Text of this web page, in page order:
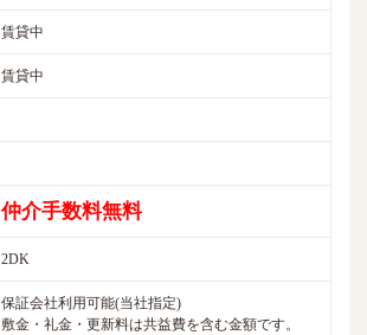
賃貸中
賃貸中
仲介手数料無料
2DK
保証会社利用可能(当社指定)
敷金・礼金・更新料は共益費を含む金額です。